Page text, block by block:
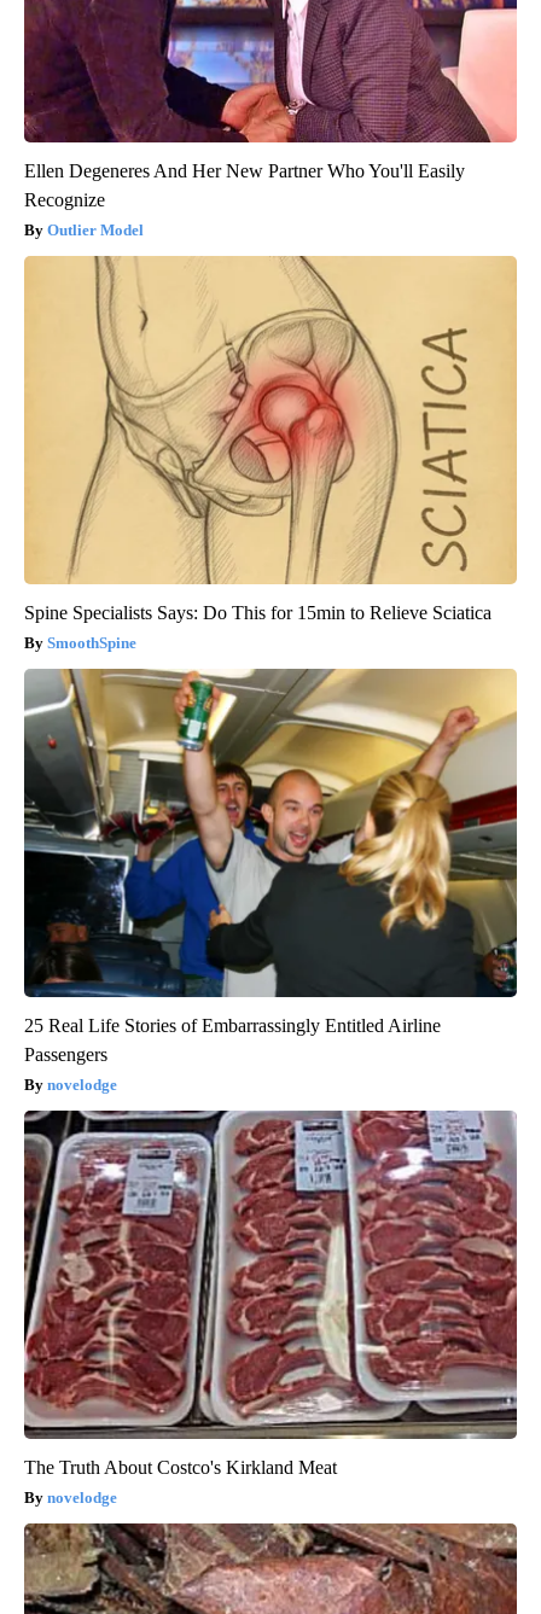
Ellen Degeneres And Her New Partner Who You'll Easily
Recognize
Outlier Model
Spine Specialists Says: Do This for 15min to Relieve Sciatica
SmoothSpine
25 Real Life Stories of Embarrassingly Entitled Airline
Passengers
novelodge
The Truth About Costco's Kirkland Meat
novelodge